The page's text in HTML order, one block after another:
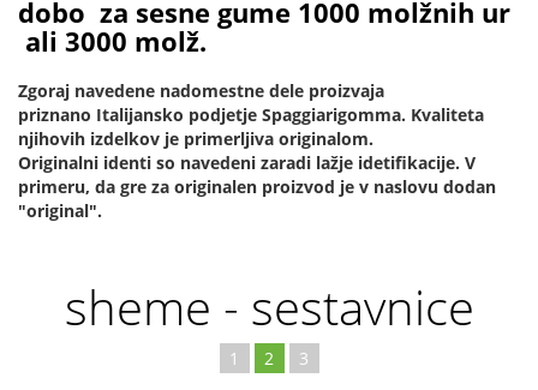
dobo za sesne gume 1000 molžnih ur
ali 3000 molž.
Zgoraj navedene nadomestne dele proizvaja
priznano Italijansko podjetje Spaggiarigomma. Kvaliteta
njihovih izdelkov je primerljiva originalom.
Originalni identi so navedeni zaradi lažje idetifikacije. V
primeru, da gre za originalen proizvod je v naslovu dodan
"original".
sheme - sestavnice
1 2 3